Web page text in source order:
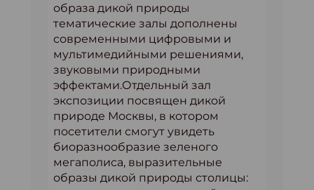
образа дикой природы
тематические залы дополнены
современными цифровыми и
мультимедийными решениями,
звуковыми природными
эффектами.Отдельный зал
экспозиции посвящен дикой
природе Москвы, в котором
посетители смогут увидеть
биоразнообразие зеленого
мегаполиса, выразительные
образы дикой природы столицы: